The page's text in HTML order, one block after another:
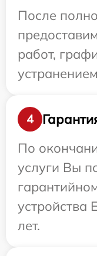
После
работ,
4
По
услуги Вы
устройства
лет.